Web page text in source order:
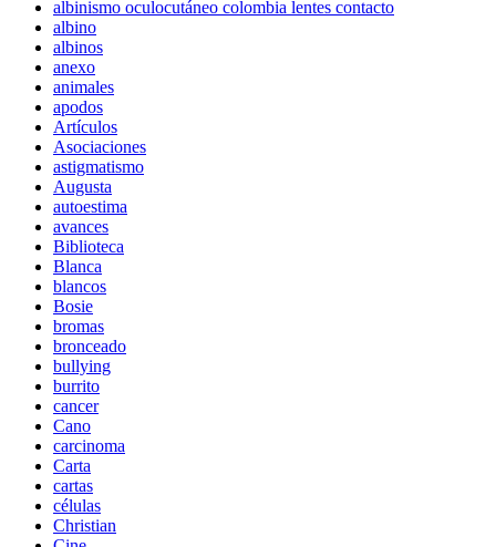
albinismo oculocutáneo colombia lentes contacto
albino
albinos
anexo
animales
apodos
Artículos
Asociaciones
astigmatismo
Augusta
autoestima
avances
Biblioteca
Blanca
blancos
Bosie
bromas
bronceado
bullying
burrito
cancer
Cano
carcinoma
Carta
cartas
células
Christian